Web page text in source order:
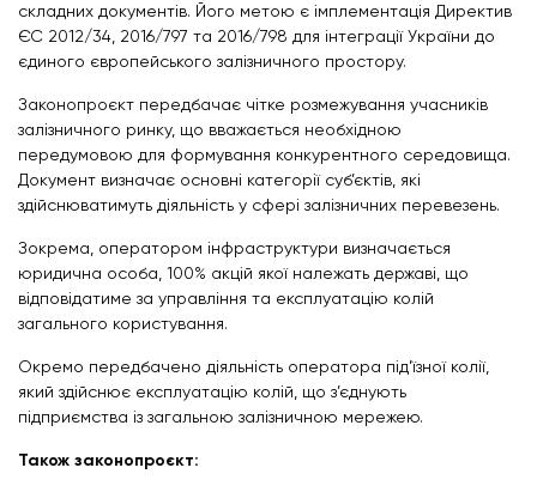
складних документів. Його метою є імплементація Директив
ЄС 2012/34, 2016/797 та 2016/798 для інтеграції України до
єдиного європейського залізничного простору.
Законопроєкт передбачає чітке розмежування учасників
залізничного ринку, що вважається необхідною
передумовою для формування конкурентного середовища.
Документ визначає основні категорії суб’єктів, які
здійснюватимуть діяльність у сфері залізничних перевезень.
Зокрема, оператором інфраструктури визначається
юридична особа, 100% акцій якої належать державі, що
відповідатиме за управління та експлуатацію колій
загального користування.
Окремо передбачено діяльність оператора під’їзної колії,
який здійснює експлуатацію колій, що з’єднують
підприємства із загальною залізничною мережею.
Також законопроєкт: